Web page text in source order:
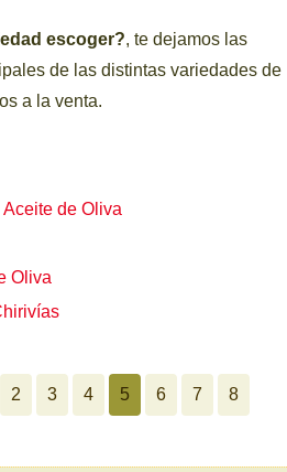
escoger?, te dejamos las
de las distintas variedades de
a la venta.
de Oliva
Oliva
2 3 4 5 6 7 8